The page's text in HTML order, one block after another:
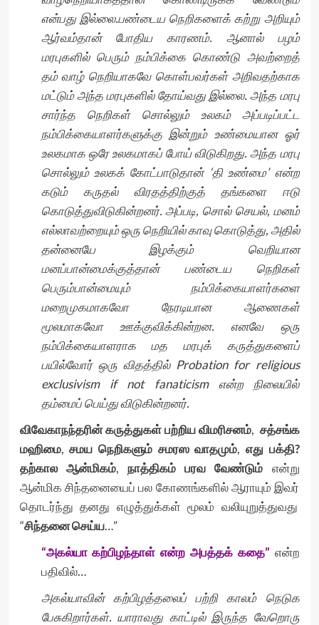
என்பது இல்லை.பண்டைய நெறிகளைக் கற்று அறியும்
ஆர்வம்தான் போதிய காரணம். ஆனால் பழம்
மரபுகளில் பெரும் நம்பிக்கை கொண்டு அவற்றைத்
தம் வாழ் நெறியாகவே கொள்பவர்கள் அறிவதற்காக
மட்டும் அந்த மரபுகளில் தோய்வது இல்லை. அந்த மரபு
சார்ந்த நெறிகள் சொல்லும் உலகம் அப்படிப்பட்ட
நம்பிக்கையாளர்களுக்கு இன்றும் உண்மையான ஓர்
உலகமாக ஒரே உலகமாகப் போய் விடுகிறது. அந்த மரபு
சொல்லும் உலகக் கோட்பாடுதான் ‘தி உண்மை’ என்ற
கடும் கருதல் விரதத்திற்குத் தங்களை ஈடு
கொடுத்துவிடுகின்றனர். அப்படி, சொல் செயல், மனம்
எல்லாவற்றையும் ஒரு நெறியில் காவு கொடுத்து, அதில்
தன்னையே இழக்கும் வெறியான
மனப்பான்மைக்குத்தான் பண்டைய நெறிகள்
பெரும்பான்மையும் நம்பிக்கையாளர்களை
மறைமுகமாகவோ நேரடியான ஆணைகள்
மூலமாகவோ ஊக்குவிக்கின்றன. எனவே ஒரு
நம்பிக்கையாளராக மத மரபுக் கருத்துகளைப்
பயில்வோர் ஒரு விதத்தில் Probation for religious
exclusivism if not fanaticism என்ற நிலையில்
தம்மைப் பெய்து விடுகின்றனர்.
விவேகாநந்தரின் கருத்துகள் பற்றிய விமரிசனம், சத்சங்க
மஹிமை,சமய நெறிகளும் சமரஸ வாதமும், எது பக்தி?
தற்கால ஆன்மிகம், நாத்திகம் பரவ வேண்டும் என்று
ஆன்மிக சிந்தனையைப் பல கோணங்களில் ஆராயும் இவர்
தொடர்ந்து தனது எழுத்துக்கள் மூலம் வலியுறுத்துவது
“சிந்தனை செய்ய…”
“அகல்யா கற்பிழந்தாள் என்ற அபத்தக் கதை” என்ற
பதிவில்…
அகல்யாவின் கற்பிழத்தலைப் பற்றி காலம் நெடுக
பேசுகிறார்கள். யாராவது காட்டில் இருந்த வேறொரு